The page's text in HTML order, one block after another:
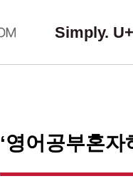
Simply. U+
‘영어공부혼